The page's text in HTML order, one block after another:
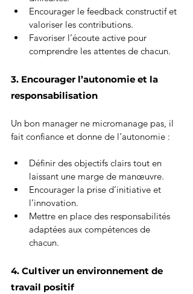
Encourager le feedback constructif et
valoriser les contributions.
Favoriser l’écoute active pour
comprendre les attentes de chacun.
3. Encourager l’autonomie et la
responsabilisation
Un bon manager ne micromanage pas, il
fait confiance et donne de l’autonomie :
Définir des objectifs clairs tout en
laissant une marge de manœuvre.
Encourager la prise d’initiative et
l’innovation.
Mettre en place des responsabilités
adaptées aux compétences de
chacun.
4. Cultiver un environnement de
travail positif